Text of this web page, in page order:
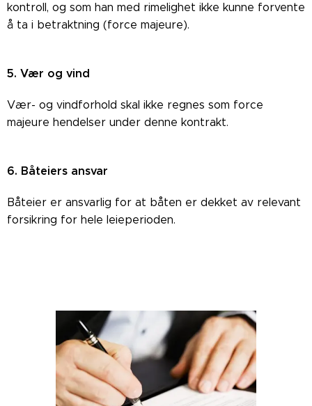
kontroll, og som han med rimelighet ikke kunne forvente
å ta i betraktning (force majeure).
5. Vær og vind
Vær- og vindforhold skal ikke regnes som force
majeure hendelser under denne kontrakt.
6. Båteiers ansvar
Båteier er ansvarlig for at båten er dekket av relevant
forsikring for hele leieperioden.